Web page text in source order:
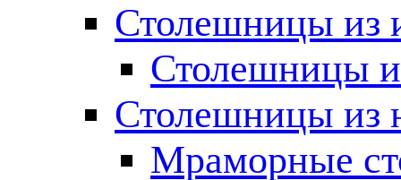
Столешницы из
Столешницы
Столешницы из
Мраморные